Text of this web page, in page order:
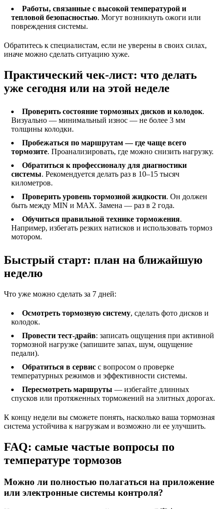
Работы, связанные с высокой температурой и
тепловой безопасностью. Могут возникнуть ожоги или
повреждения системы.
Обратитесь к специалистам, если не уверены в своих силах,
иначе можно сделать ситуацию хуже.
Практический чек-лист: что делать
уже сегодня или на этой неделе
Проверить состояние тормозных дисков и колодок.
Визуально — минимальный износ — не более 3 мм
толщины колодки.
Пробежаться по маршрутам — где чаще всего
тормозите. Проанализировать, где можно снизить нагрузку.
Обратиться к профессионалу для диагностики
системы. Рекомендуется делать раз в 10–15 тысяч
километров.
Проверить уровень тормозной жидкости. Он должен
быть между MIN и MAX. Замена — раз в 2 года.
Обучиться правильной технике торможения.
Например, избегать резких натисков и использовать тормоз
мотором.
Быстрый старт: план на ближайшую
неделю
Что уже можно сделать за 7 дней:
Осмотреть тормозную систему, сделать фото дисков и
колодок.
Провести тест-драйв: записать ощущения при активной
тормозной нагрузке (запишите запах, шум, ощущение
педали).
Обратиться в сервис с вопросом о проверке
температурных режимов и эффективности системы.
Пересмотреть маршруты — избегайте длинных
спусков или протяженных торможений на элитных дорогах.
К концу недели вы сможете понять, насколько ваша тормозная
система устойчива к нагрузкам и возможно ли ее улучшить.
FAQ: самые частые вопросы по
температуре тормозов
Можно ли полностью полагаться на приложение
или электронные системы контроля?